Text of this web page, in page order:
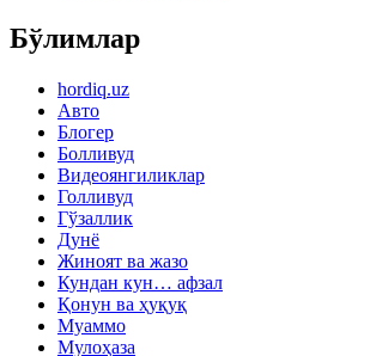
Бўлимлар
hordiq.uz
Авто
Блогер
Болливуд
Видеоянгиликлар
Голливуд
Гўзаллик
Дунё
Жиноят ва жазо
Кундан кун… афзал
Қонун ва ҳуқуқ
Муаммо
Мулоҳаза